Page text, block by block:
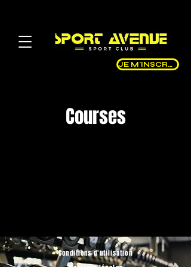
JE M'INSCRIS
Courses
Conditions d'utilisation